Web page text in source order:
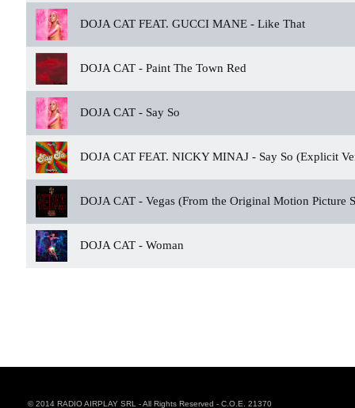
DOJA CAT FEAT. GUCCI MANE - Like That
DOJA CAT - Paint The Town Red
DOJA CAT - Say So
DOJA CAT FEAT. NICKY MINAJ - Say So (Explicit
DOJA CAT - Vegas (From the Original Motion Picture
DOJA CAT - Woman
© 2014 RADIO AIRPLAY SRL - All Rights Reserved - C.O.E. 21370